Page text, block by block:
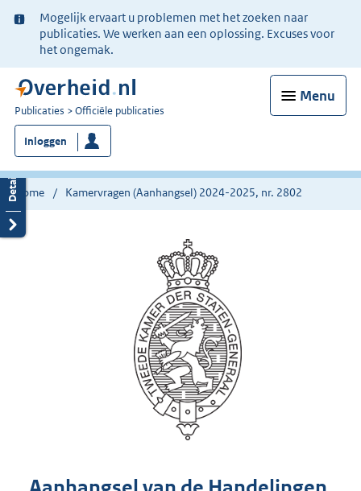
Ter
informatie:
Mogelijk ervaart u problemen met het zoeken naar
publicaties. We werken aan een oplossing. Excuses voor
het ongemak.
Menu
U
bent
nu
hier:
Publicaties Officiële publicaties
Inloggen
Home Kamervragen (Aanhangsel) 2024-2025, nr. 2802